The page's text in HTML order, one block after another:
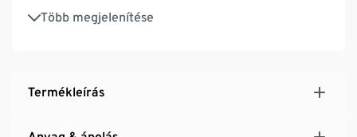
Több megjelenítése
Véd a naptól
Termékleírás